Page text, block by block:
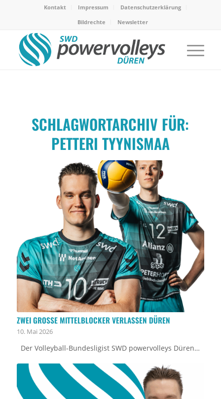
Kontakt Impressum
Datenschutzerklärung
Bildrechte
Newsletter
SCHLAGWORTARCHIV FÜR:
PETTERI TYYNISMAA
ZWEI GROSSE MITTELBLOCKER VERLASSEN DÜREN
10. Mai 2026
Der Volleyball-Bundesligist SWD powervolleys Düren…